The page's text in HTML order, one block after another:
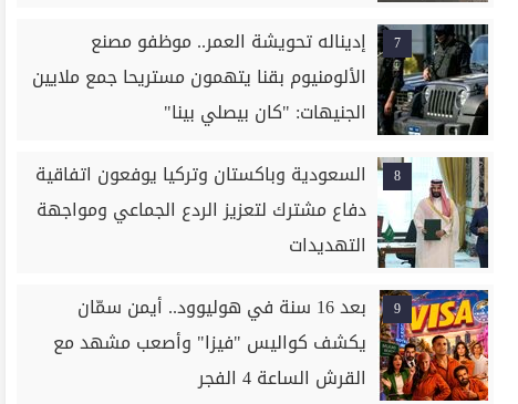
7
إديناله تحويشة العمر.. موظفو مصنع
الألومنيوم بقنا يتهمون مستريحا جمع ملايين
الجنيهات: "كان بيصلي بينا"
8
السعودية وباكستان وتركيا يوفعون اتفاقية
دفاع مشترك لتعزيز الردع الجماعي ومواجهة
التهديدات
9
بعد 16 سنة في هوليوود.. أيمن سمّان
يكشف كواليس "فيزا" وأصعب مشهد مع
القرش الساعة 4 الفجر